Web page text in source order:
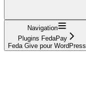
Navigation
Plugins FedaPay
Feda Give pour WordPress